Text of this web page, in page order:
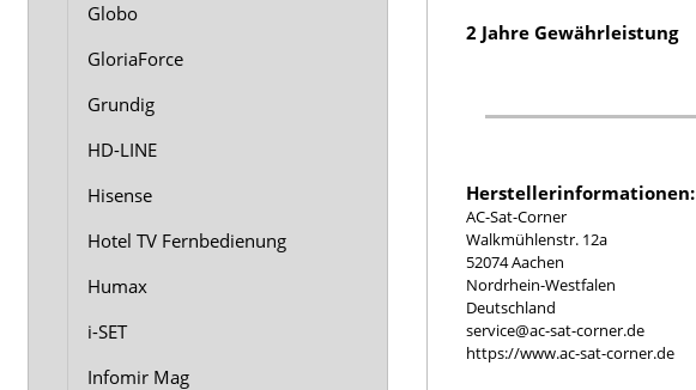
2 Jahre Gewährleistung
Herstellerinformationen:
AC-Sat-Corner
Walkmühlenstr. 12a
52074 Aachen
Nordrhein-Westfalen
Deutschland
service@ac-sat-corner.de
https://www.ac-sat-corner.de
Globo
GloriaForce
Grundig
HD-LINE
Hisense
Hotel TV Fernbedienung
Humax
i-SET
Infomir Mag